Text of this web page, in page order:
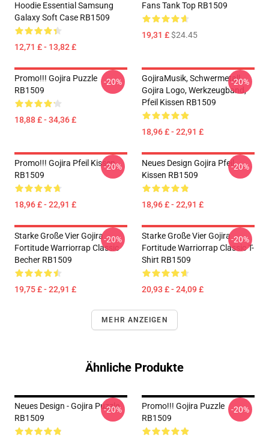
Hoodie Essential Samsung
Galaxy Soft Case RB1509
12,71 £ - 13,82 £
Fans Tank Top RB1509
19,31 £$24.45
Promo!!! Gojira Puzzle
RB1509
18,88 £ - 34,36 £
-20%
GojiraMusik, Schwermetall,
Gojira Logo, Werkzeugband,
Pfeil Kissen RB1509
18,96 £ - 22,91 £
-20%
Promo!!! Gojira Pfeil Kissen
RB1509
18,96 £ - 22,91 £
-20%
Neues Design Gojira Pfeil
Kissen RB1509
18,96 £ - 22,91 £
-20%
Starke Große Vier Gojira
Fortitude Warriorrap Classic
Becher RB1509
19,75 £ - 22,91 £
-20%
Starke Große Vier Gojira
Fortitude Warriorrap Classic T-
Shirt RB1509
20,93 £ - 24,09 £
-20%
MEHR ANZEIGEN
Ähnliche Produkte
Neues Design - Gojira Puzzle
RB1509
-20%
Promo!!! Gojira Puzzle
RB1509
-20%